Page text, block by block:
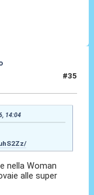
#35
14:04
nella Woman
alle super